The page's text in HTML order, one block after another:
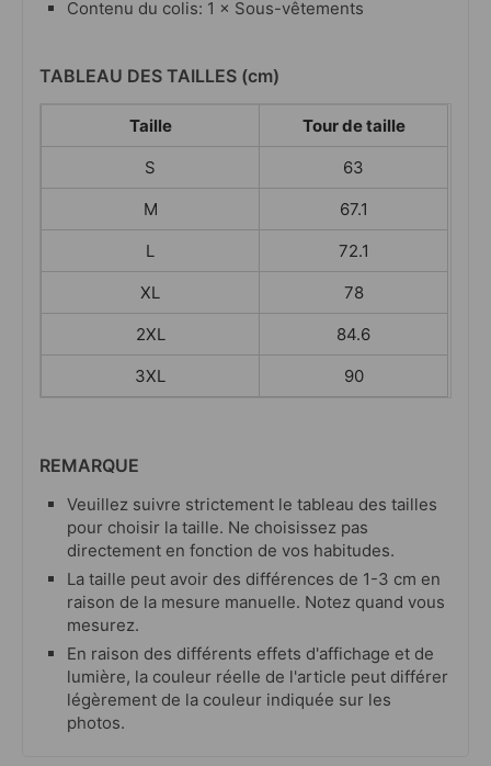
Contenu du colis: 1 × Sous-vêtements
TABLEAU DES TAILLES (cm)
Taille
Tour de taille
S
63
M
67.1
L
72.1
XL
78
2XL
84.6
3XL
90
REMARQUE
Veuillez suivre strictement le tableau des tailles
pour choisir la taille. Ne choisissez pas
directement en fonction de vos habitudes.
La taille peut avoir des différences de 1-3 cm en
raison de la mesure manuelle. Notez quand vous
mesurez.
En raison des différents effets d'affichage et de
lumière, la couleur réelle de l'article peut différer
légèrement de la couleur indiquée sur les
photos.